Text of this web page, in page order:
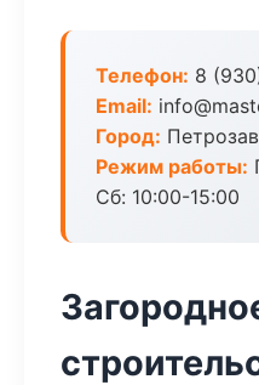
Телефон: 8
Email:
Город:
Режим работы:
Сб: 10:00-15:00